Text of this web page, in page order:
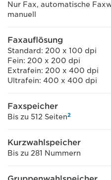
Nur Fax, automatische
manuell
Faxauflösung
Standard: 200 x 100 dpi
Fein: 200 x 200 dpi
Extrafein: 200 x 400 dpi
Ultrafein: 400 x 400 dpi
Faxspeicher
Bis zu 512 Seiten2
Kurzwahlspeicher
Bis zu 281 Nummern